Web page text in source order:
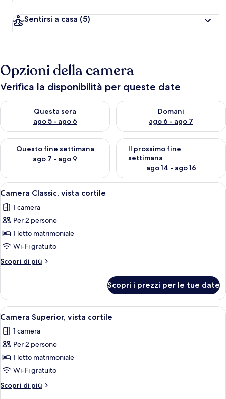
Sentirsi a casa (5)
Opzioni della camera
Verifica la disponibilità per queste date
Questa sera
ago 5 - ago 6
Verifica la disponibilità per questa sera, ago 5 - ago 6
Domani
ago 6 - ago 7
Verifica la disponibilità per
Questo fine settimana
ago 7 - ago 9
Verifica la disponibilità per questo fine settimana, ago 7 - ago
Il prossimo fine
settimana
ago 14 - ago 16
Verifica la disponibilità per il
Apri
tutte
le
foto
per
Camera
Classic,
vista
Una camera da letto moderna con
5
Camera Classic, vista cortile
1 camera
Per 2 persone
1 letto matrimoniale
Wi-Fi gratuito
Scopri di più
Altri
Classic,
vista
cortile
Scopri i prezzi per le tue date
Apri
tutte
le
foto
per
Camera
Superior,
vista
Camera da letto moderna con un
5
Camera Superior, vista cortile
1 camera
Per 2 persone
1 letto matrimoniale
Wi-Fi gratuito
Scopri di più
Altri